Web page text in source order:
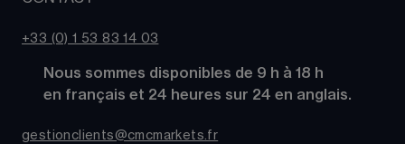
ETFs
Paniers d'Actions
Nos analystes de marché
Support
+33 (0) 1 53 83 14 03
      Nous sommes disponibles de 9 h à 18 h
      en français et 24 heures sur 24 en anglais.
gestionclients@cmcmarkets.fr